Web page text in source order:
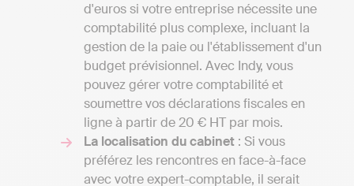
d'euros si votre entreprise nécessite une
comptabilité plus complexe, incluant la
gestion de la paie ou l'établissement d'un
budget prévisionnel. Avec Indy, vous
pouvez gérer votre comptabilité et
soumettre vos déclarations fiscales en
ligne à partir de 20 € HT par mois.
La localisation du cabinet : Si vous
préférez les rencontres en face-à-face
avec votre expert-comptable, il serait